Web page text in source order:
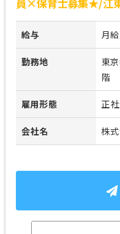
給与 月
勤務地
東
階
雇用形態 正
会社名 株